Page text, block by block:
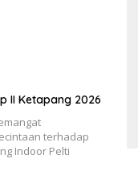
II Ketapang 2026
terhadap
Indoor Pelti